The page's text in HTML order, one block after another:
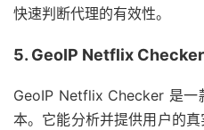
快速判断代理的有效性。
5. GeoIP Netflix Checker
GeoIP Netflix Checker 是一
本。它能分析并提供用户的